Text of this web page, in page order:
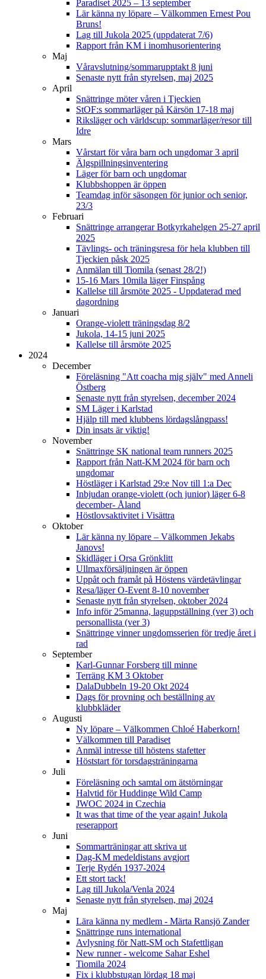
Paradiset 2025 – 13 september
Lär känna ny löpare – Välkommen Ernest Pou
Bruns!
Lag till Jukola 2025 (uppdaterat 7/6)
Rapport från KM i inomhusorientering
Maj
Våravslutning/sommarupptakt 8 juni
Senaste nytt från styrelsen, maj 2025
April
Snättringe möter våren i Tjeckien
StOF:s sommarläger på Kärsön 17-18 maj
Riksläger och världscup: sommarläger/resor till
Idre
Mars
Vårstart för våra barn och ungdomar 3 april
Älgspillningsinventering
Läger för barn och ungdomar
Klubbshoppen är öppen
Teamdag inför säsongen för junior och senior,
23/3
Februari
Snättringe arrangerar Botkyrkahelgen 25-27 april
2025
Tävlings- och träningsresa för hela klubben till
Tjeckien påsk 2025
Anmälan till Tiomila (senast 28/2!)
15-16 Mars 10mila läger Finspång
Kallelse till årsmöte 2025 - Uppdaterad med
dagordning
Januari
Orange-violett träningsdag 8/2
Jukola, 14-15 juni 2025
Kallelse till årsmöte 2025
2024
December
Föreläsning "Att coacha mig själv" med Anneli
Östberg
Senaste nytt från styrelsen, december 2024
SM Läger i Karlstad
Hjälp till med klubbens lördagslångpass!
Din insats är viktig!
November
Snättringe SK national team runners 2025
Rapport från Natt-KM 2024 för barn och
ungdomar
Höstläger i Karlstad 29:e Nov till 1:a Dec
Inbjudan orange-violett (och junior) läger 6-8
december- Åland
Höstlovsaktivitet i Visättra
Oktober
Lär känna ny löpare – Välkommen Jekabs
Janovs!
Skidläger i Orsa Grönklitt
Ullmaxförsäljningen är öppen
Uppåt och framåt på Höstens värdetävlingar
Resa/läger O-Event 8-10 november
Senaste nytt från styrelsen, oktober 2024
Info inför 25manna, laguppställning (ver 3) och
personallista (ver 3)
Snättringe vinner ungdomsserien för tredje året i
rad
September
Karl-Gunnar Forsberg till minne
Terräng KM 3 Oktober
DalaDubbeln 19-20 Okt 2024
Dags för provning och beställning av
klubbkläder
Augusti
Ny löpare – Välkommen Chloé Haberkorn!
Välkommen till Paradiset
Anmäl intresse till höstens stafetter
Höststart för torsdagsträningarna
Juli
Föreläsning och samtal om ätstörningar
Halvtid för Huddinge Wild Camp
JWOC 2024 in Czechia
It was that time of the year again! Jukola
reserapport
Juni
Sommarträningar att skriva ut
Dag-KM medeldistans avgjort
Terje Rydén 1937-2024
Ett stort tack!
Lag till Jukola/Venla 2024
Senaste nytt från styrelsen, maj 2024
Maj
Lära känna ny medlem - Märta Ransjö Zander
Snättringe runs international
Avlysning för Natt-SM och Stafettligan
New runner - welcome Sahar Eshel
Tiomila 2024
Fix i klubbstugan lördag 18 maj